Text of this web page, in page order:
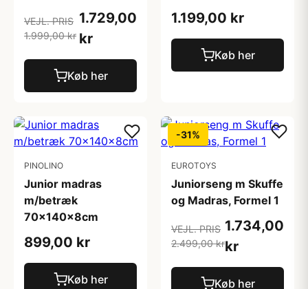
VEJL. PRIS
1.999,00 kr
1.729,00
kr
Køb her
1.199,00 kr
Køb her
PINOLINO
Junior madras
m/betræk
70x140x8cm
899,00 kr
Køb her
-31%
EUROTOYS
Juniorseng m Skuffe
og Madras, Formel 1
VEJL. PRIS
2.499,00 kr
1.734,00
kr
Køb her